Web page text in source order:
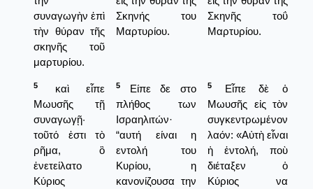
συναγωγὴν ἐπὶ
τὴν θύραν τῆς
σκηνῆς τοῦ
μαρτυρίου.
Σκηνής του
Μαρτυρίου.
Σκηνῆς τοΰ
Μαρτυρίου.
5
καὶ εἶπε
Μωυσῆς τῇ
συναγωγῇ·
τοῦτό ἐστι τὸ
ρῆμα, ὃ
ἐνετείλατο
Κύριος
5
Είπε δε στο
πλήθος των
Ισραηλιτών·
“αυτή είναι η
εντολή του
Κυρίου, η
κανονίζουσα την
5
Εἶπε δὲ ὁ
Μωυσῆς εἰς τὸν
συγκεντρωμένον
λαόν: «Αὐτὴ εἶναι
ἡ ἐντολή, ποὺ
διέταξεν ὁ
Κύριος να